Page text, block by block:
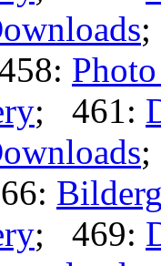
; 461:
; 469: